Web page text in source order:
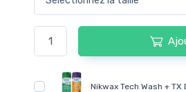
Nikwax Tech Wash +